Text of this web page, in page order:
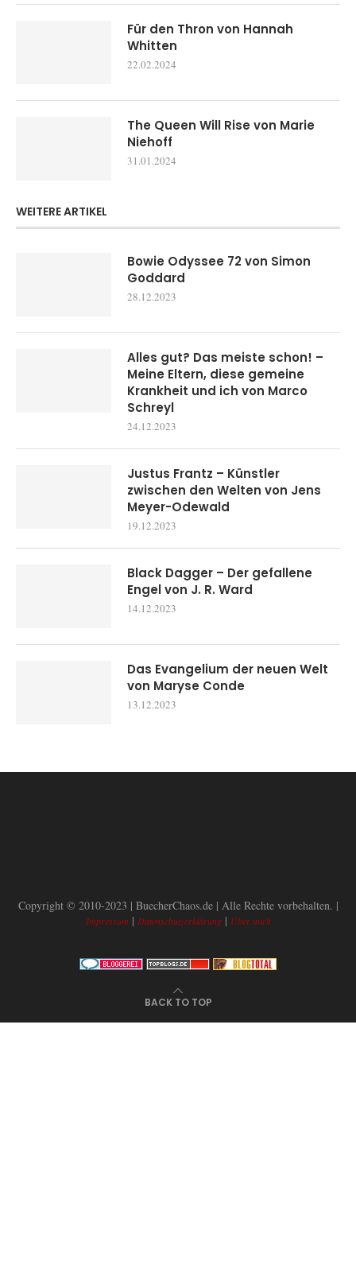
Für den Thron von Hannah
Whitten
22.02.2024
The Queen Will Rise von Marie
Niehoff
31.01.2024
WEITERE ARTIKEL
Bowie Odyssee 72 von Simon
Goddard
28.12.2023
Alles gut? Das meiste schon! –
Meine Eltern, diese gemeine
Krankheit und ich von Marco
Schreyl
24.12.2023
Justus Frantz – Künstler
zwischen den Welten von Jens
Meyer-Odewald
19.12.2023
Black Dagger – Der gefallene
Engel von J. R. Ward
14.12.2023
Das Evangelium der neuen Welt
von Maryse Conde
13.12.2023
Copyright © 2010-2023 | BuecherChaos.de | Alle Rechte vorbehalten. |
Impressum | Datenschutzerklärung| Über mich
BACK TO TOP